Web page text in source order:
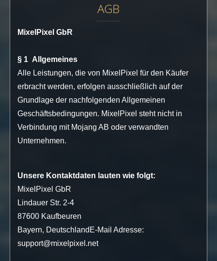
AGB
MixelPixel GbR
§ 1 Allgemeines
Alle Leistungen, die von MixelPixel für den Käufer
erbracht werden, erfolgen ausschließlich auf der
Grundlage der nachfolgenden Allgemeinen
Geschäftsbedingungen. MixelPixel steht nicht in
Verbindung mit Mojang AB oder verwandten
Unternehmen.
Unsere Kontaktdaten lauten wie folgt:
MixelPixel GbR
Lindauer Str. 2-4
87600 Kaufbeuren
Bayern, DeutschlandE-Mail Adresse:
support@mixelpixel.net